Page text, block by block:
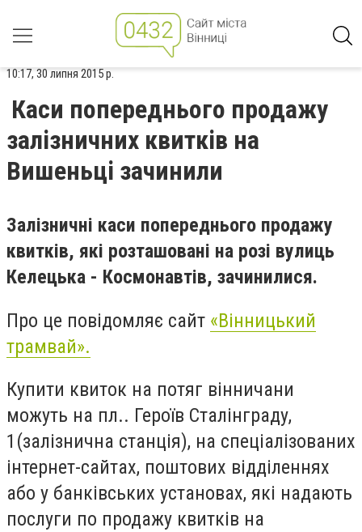
10:17, 30 липня 2015 р.
Каси попереднього продажу
залізничних квитків на
Вишеньці зачинили
Залізничні каси попереднього продажу
квитків, які розташовані на розі вулиць
Келецька - Космонавтів, зачинилися.
Про це повідомляє сайт «Вінницький
трамвай».
Купити квиток на потяг вінничани
можуть на пл.. Героїв Сталінграду,
1(залізнична станція), на спеціалізованих
інтернет-сайтах, поштових відділеннях
або у банківських установах, які надають
послуги по продажу квитків на